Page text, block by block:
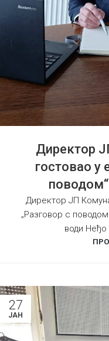
Директор
гостовао у
Директор ЈП
„Разговор с
води Неђо
27
ЈАН